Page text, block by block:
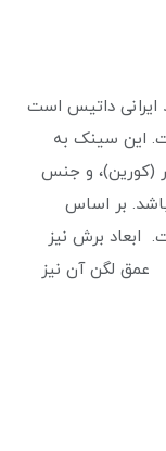
ایرانی داتیس است
این سینک به
(کورین)، و جنس
بر اساس
سانتیمتر است. ابعاد برش نیز
است. عمق لگن آن نیز